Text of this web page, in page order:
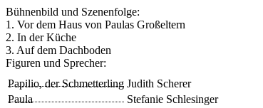
Bühnenbild und Szenenfolge:
1. Vor dem Haus von Paulas Großeltern
2. In der Küche
3. Auf dem Dachboden
Figuren und Sprecher:
Papilio, der Schmetterling Judith Scherer
Paula
Stefanie Schlesinger